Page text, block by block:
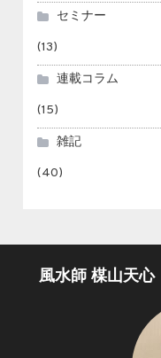
セミナー
(13)
連載コラム
(15)
雑記
(40)
風水師 楳山天心